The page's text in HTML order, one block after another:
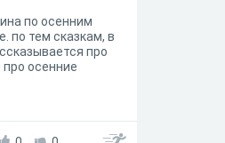
по осенним
по тем сказкам, в
про
осенние